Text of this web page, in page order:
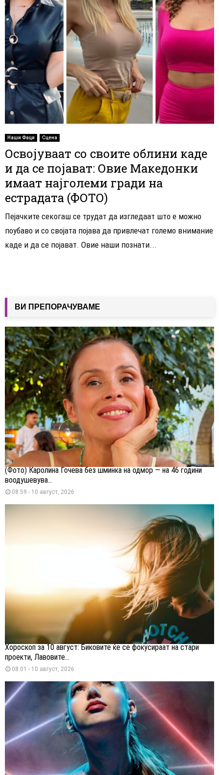
Наши Фаци Сцена
Освојуваат со своите облини каде
и да се појават: Овие Македонки
имаат најголеми гради на
естрадата (ФОТО)
Пејачките секогаш се трудат да изгледаат што е можно
поубаво и со својата појава да привлечат големо внимание
каде и да се појават. Овие наши познати...
ВИ ПРЕПОРАЧУВАМЕ
(Фото) Каролина Гочева без шминка на одмор — на 46 години
воодушевува...
08:59 - 10 август, 2026
Хороскоп за 10 август: Биковите ќе се фокусираат на стари
проекти, Лавовите...
08:01 - 10 август, 2026